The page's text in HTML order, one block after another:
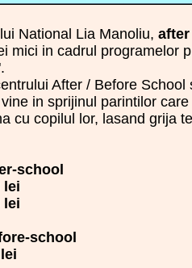
National Lia Manoliu,
mici in cadrul programelor
After / Before
in sprijinul parintilor
cu copilul lor, lasand grija
school
lei
lei
school